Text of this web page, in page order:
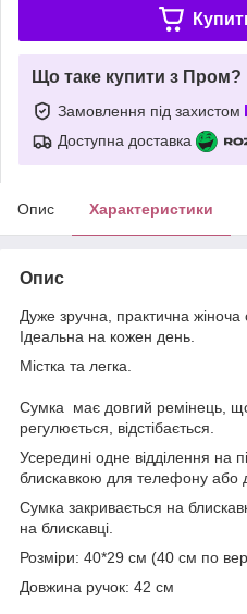
Що таке купити з Пром?
Замовлення під захистом
Доступна доставка
Опис Характеристики
Опис
Дуже зручна, практична жіноча
Ідеальна на кожен день.
Містка та легка.
Сумка має довгий ремінець,
регулюється, відстібається.
Усередині одне відділення на
блискавкою для телефону або
Сумка закривається на
на блискавці.
Розміри: 40*29 см (40 см по
Довжина ручок: 42 см